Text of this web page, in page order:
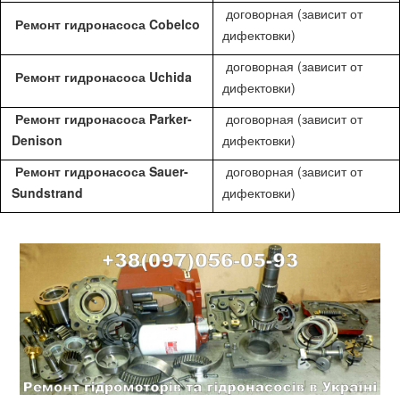
Ремонт гидронасоса Cobelco
договорная (зависит от
дифектовки)
Ремонт гидронасоса Uchida
договорная (зависит от
дифектовки)
Ремонт гидронасоса Parker-
Denison
договорная (зависит от
дифектовки)
Ремонт гидронасоса Sauer-
Sundstrand
договорная (зависит от
дифектовки)